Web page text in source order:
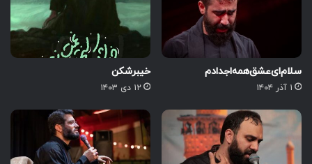
سلام‌ای‌عشق‌همه‌اجدادم
۱ آذر ۱۴۰۴
خیبرشکن‌
۱۲ دی ۱۴۰۳